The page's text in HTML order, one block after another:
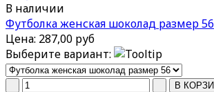
В наличии
Футболка женская шоколад размер 56
Цена: 287,00 руб
Выберите вариант: